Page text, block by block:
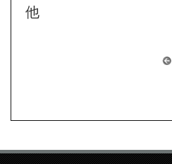
他